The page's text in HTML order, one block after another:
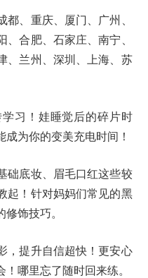
都、重庆、厦门、广州、
合肥、石家庄、南宁、
、兰州、深圳、上海、苏
习！娃睡觉后的碎片时
为你的变美充电时间！
础底妆、眉毛口红这些较
起！针对妈妈们常见的黑
饰技巧。
，提升自信超快！更安心
哪里忘了随时回来练。